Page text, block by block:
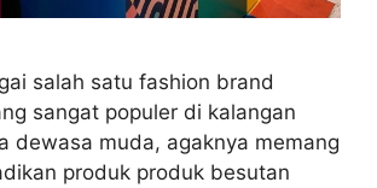
salah satu fashion brand
sangat populer di kalangan
dewasa muda, agaknya memang
produk produk besutan